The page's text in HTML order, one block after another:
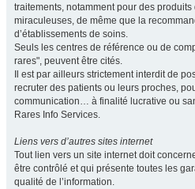
traitements, notamment pour des
miraculeuses, de même que la
d’établissements de soins.
Seuls les centres de référence ou de
rares", peuvent être cités.
Il est par ailleurs strictement interdit de
recruter des patients ou leurs proches,
communication… à finalité lucrative ou
Rares Info Services.
Liens vers d’autres sites internet
Tout lien vers un site internet doit
être contrôlé et qui présente toutes les
qualité de l’information.